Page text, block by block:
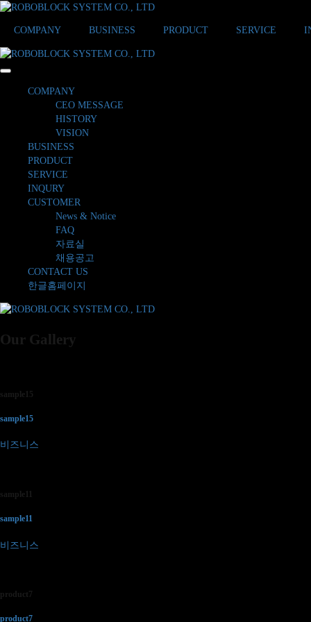
COMPANY BUSINESS PRODUCT SERVICE
COMPANY
CEO MESSAGE
HISTORY
VISION
BUSINESS
PRODUCT
SERVICE
INQURY
CUSTOMER
News & Notice
FAQ
자료실
채용공고
CONTACT US
한글홈페이지
Our Gallery
sample15
sample15
비즈니스
sample11
sample11
비즈니스
product7
product7